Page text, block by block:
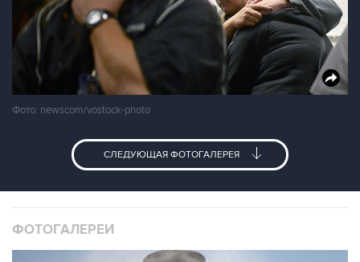
Фото: newscom/vostock-photo
СЛЕДУЮЩАЯ ФОТОГАЛЕРЕЯ
ФОТОГАЛЕРЕИ